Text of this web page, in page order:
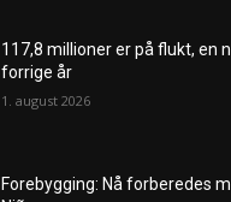
117,8 millioner er på flukt, en
forrige år
1. august 2026
Forebygging: Nå forberedes